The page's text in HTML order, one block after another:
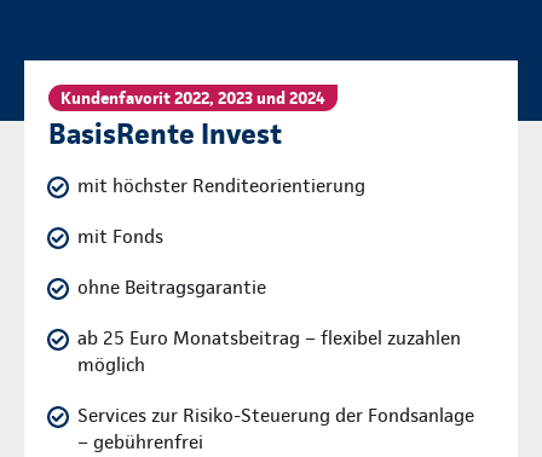
Kundenfavorit 2022, 2023 und 2024
BasisRente Invest
mit höchster Renditeorientierung
mit Fonds
ohne Beitragsgarantie
ab 25 Euro Monatsbeitrag – flexibel zuzahlen
möglich
Services zur Risiko-Steuerung der Fondsanlage
– gebührenfrei